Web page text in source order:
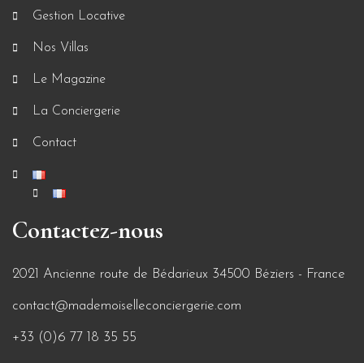
Gestion Locative
Nos Villas
Le Magazine
La Conciergerie
Contact
Contactez-nous
2021 Ancienne route de Bédarieux 34500 Béziers - France
contact@mademoiselleconciergerie.com
+33 (0)6 77 18 35 55